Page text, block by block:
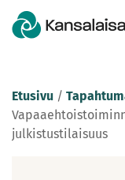
Etusivu /
julkistustilaisuus